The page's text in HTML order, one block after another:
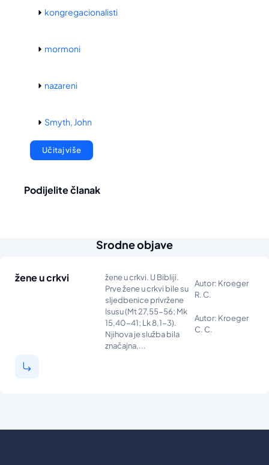
kongregacionalisti
mormoni
nazareni
Smyth, John
Učitaj više
Podijelite članak
Srodne objave
žene u crkvi
žene u crkvi. U Bibliji.
Prve žene u crkvi bile su
sljedbenice privržene
Isusu (Mt 27,55-56; Mk
15,40-41; Lk 8,1-3).
Njihova je služba bila
značajna,...
Autor: Kroeger
R. C.
Autor: Kroeger
C. C.